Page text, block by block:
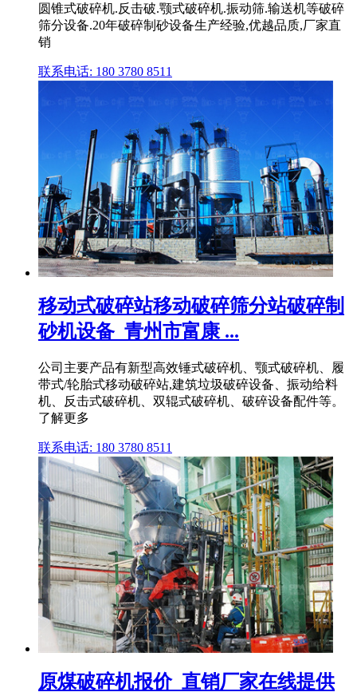
圆锥式破碎机.反击破.颚式破碎机.振动筛.输送机等破碎
筛分设备.20年破碎制砂设备生产经验,优越品质,厂家直
销
联系电话: 180 3780 8511
移动式破碎站移动破碎筛分站破碎制
砂机设备_青州市富康 ...
公司主要产品有新型高效锤式破碎机、颚式破碎机、履
带式/轮胎式移动破碎站,建筑垃圾破碎设备、振动给料
机、反击式破碎机、双辊式破碎机、破碎设备配件等。
了解更多
联系电话: 180 3780 8511
原煤破碎机报价_直销厂家在线提供